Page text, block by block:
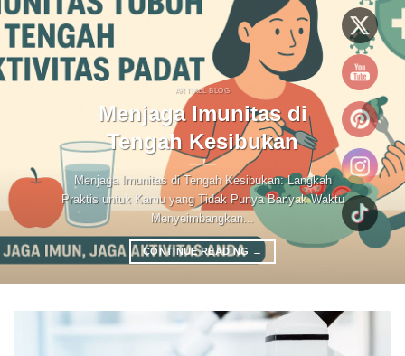
ARTIKEL BLOG
Menjaga Imunitas di
Tengah Kesibukan
Menjaga Imunitas di Tengah Kesibukan: Langkah
Praktis untuk Kamu yang Tidak Punya Banyak Waktu
Menyeimbangkan...
CONTINUE READING →